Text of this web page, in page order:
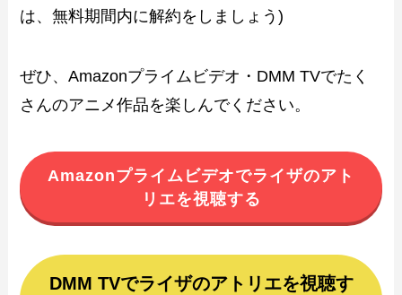
は、無料期間内に解約をしましょう)
ぜひ、Amazonプライムビデオ・DMM TVでたく
さんのアニメ作品を楽しんでください。
Amazonプライムビデオでライザのアト
リエを視聴する
DMM TVでライザのアトリエを視聴す